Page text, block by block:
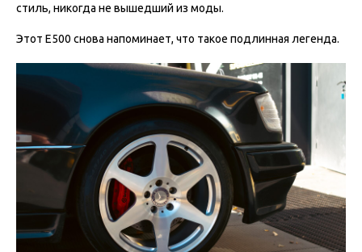
стиль, никогда не вышедший из моды.
Этот E500 снова напоминает, что такое подлинная легенда.